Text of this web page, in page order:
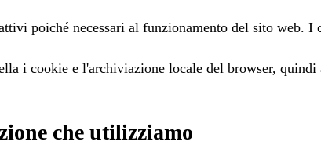
poiché necessari al funzionamento del sito
i cookie e l'archiviazione locale del browser,
che utilizziamo